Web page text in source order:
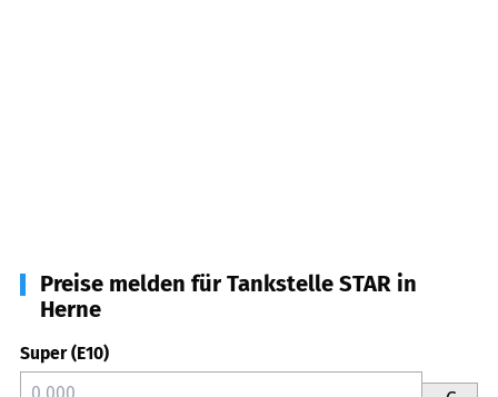
Preise melden für Tankstelle STAR in
Herne
Super (E10)